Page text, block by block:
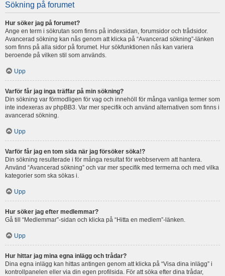
Sökning på forumet
Hur söker jag på forumet?
Ange en term i sökrutan som finns på indexsidan, forumsidor och trådsidor.
Avancerad sökning kan nås genom att klicka på “Avancerad sökning”-länken
som finns på alla sidor på forumet. Hur sökfunktionen nås kan variera
beroende på vilken stil som används.
Upp
Varför får jag inga träffar på min sökning?
Din sökning var förmodligen för vag och innehöll för många vanliga termer som
inte indexeras av phpBB3. Var mer specifik och använd alternativen som finns i
avancerad sökning.
Upp
Varför får jag en tom sida när jag försöker söka!?
Din sökning resulterade i för många resultat för webbservern att hantera.
Använd “Avancerad sökning” och var mer specifik med termerna och med vilka
kategorier som ska sökas i.
Upp
Hur söker jag efter medlemmar?
Gå till “Medlemmar”-sidan och klicka på “Hitta en medlem”-länken.
Upp
Hur hittar jag mina egna inlägg och trådar?
Dina egna inlägg kan hittas antingen genom att klicka på “Visa dina inlägg” i
kontrollpanelen eller via din egen profilsida. För att söka efter dina trådar,